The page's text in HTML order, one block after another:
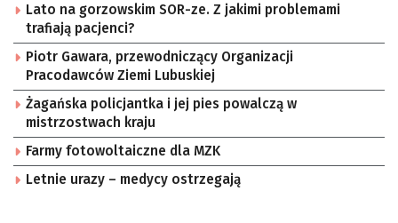
Lato na gorzowskim SOR-ze. Z jakimi problemami
trafiają pacjenci?
Piotr Gawara, przewodniczący Organizacji
Pracodawców Ziemi Lubuskiej
Żagańska policjantka i jej pies powalczą w
mistrzostwach kraju
Farmy fotowoltaiczne dla MZK
Letnie urazy – medycy ostrzegają